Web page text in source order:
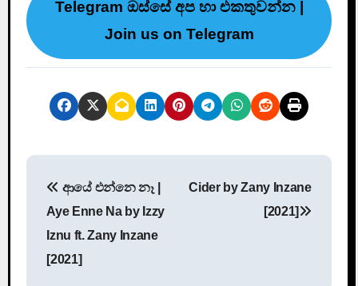
Telegram ඔස්සේ අප හා එකතුවන්න |
Join us on Telegram
ආයේ එන්නෙ නෑ |
Aye Enne Na by Izzy
Iznu ft. Zany Inzane
[2021]
Cider by Zany Inzane
[2021]